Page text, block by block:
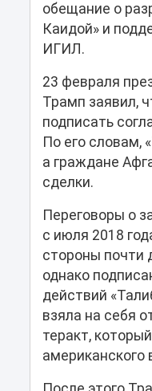
обещание о
Каидой» и
ИГИЛ.
23 февраля
Трамп заявил,
подписать
По его словам,
а граждане
сделки.
Переговоры о
с июля 2018
стороны почти
однако
действий
взяла на себя
теракт,
американского